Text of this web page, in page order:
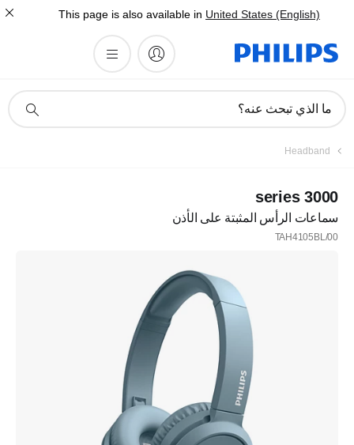
This page is also available in United States (English)
دعم
ما الذي تبحث عنه؟
Headband
3000 series
سماعات الرأس المثبتة على الأذن
TAH4105BL/00